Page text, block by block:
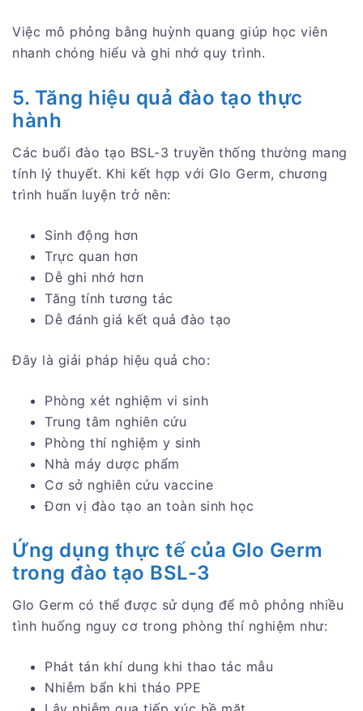
Việc mô phỏng bằng huỳnh quang giúp học viên
nhanh chóng hiểu và ghi nhớ quy trình.
5. Tăng hiệu quả đào tạo thực
hành
Các buổi đào tạo BSL-3 truyền thống thường mang
tính lý thuyết. Khi kết hợp với Glo Germ, chương
trình huấn luyện trở nên:
Sinh động hơn
Trực quan hơn
Dễ ghi nhớ hơn
Tăng tính tương tác
Dễ đánh giá kết quả đào tạo
Đây là giải pháp hiệu quả cho:
Phòng xét nghiệm vi sinh
Trung tâm nghiên cứu
Phòng thí nghiệm y sinh
Nhà máy dược phẩm
Cơ sở nghiên cứu vaccine
Đơn vị đào tạo an toàn sinh học
Ứng dụng thực tế của Glo Germ
trong đào tạo BSL-3
Glo Germ có thể được sử dụng để mô phỏng nhiều
tình huống nguy cơ trong phòng thí nghiệm như:
Phát tán khí dung khi thao tác mẫu
Nhiễm bẩn khi tháo PPE